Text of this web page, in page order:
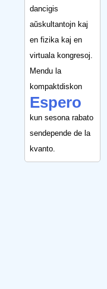
dancigis
aŭskultantojn kaj
en fizika kaj en
virtuala kongresoj.
Mendu la
kompaktdiskon
Espero
kun sesona rabato
sendepende de la
kvanto.